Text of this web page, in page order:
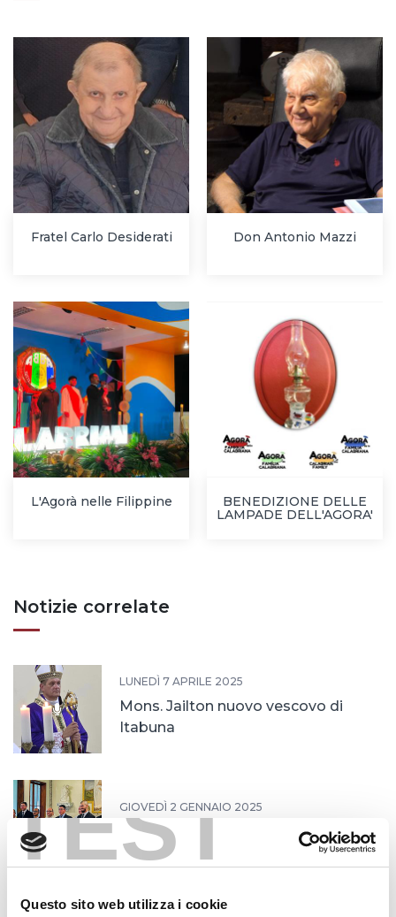
TEST
Questo sito web utilizza i cookie
Fratel Carlo Desiderati Don Antonio Mazzi
L'Agorà nelle Filippine
BENEDIZIONE DELLE
LAMPADE DELL'AGORA'
Notizie correlate
LUNEDÌ 7 APRILE 2025
Mons. Jailton nuovo vescovo di
Itabuna
GIOVEDÌ 2 GENNAIO 2025
Prime professioni in Brasile